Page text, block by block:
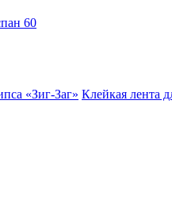
60
«Зиг-Заг» Клейкая лента